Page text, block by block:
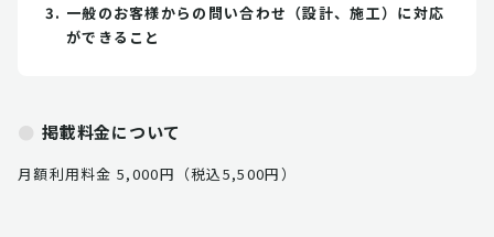
一般のお客様からの問い合わせ（設計、施工）に対応
ができること
掲載料金について
月額利用料金 5,000円（税込5,500円）